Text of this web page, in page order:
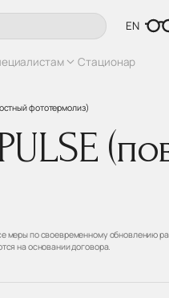
EN
Стационар
фототермолиз)
по своевременному обновлению
на основании договора.